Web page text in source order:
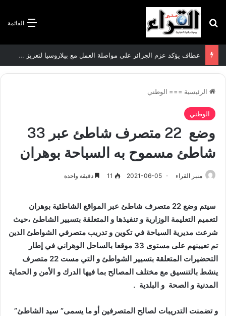
القائمة بحث عن
عطاف يؤكد عزم الجزائر على مواصلة العمل مع بيلاروسيا لتعزيز العلاقات الثنائية
الرئيسية === الوطني
الوطني
وضع 22 متصرف شاطئ عبر 33
شاطئ مسموح به السباحة بوهران
منبر القراء 2021-06-05
11 دقيقة واحدة
سيتم وضع 22 متصرف شاطئ عبر المواقع الشاطئية بوهران
لتعميم التعليمة الوزارية و تنفيذها و المتعلقة بتسيير الشاطئ ،حيث
شرعت مديرية السياحة في تكوين و تدريب متصرفي الشواطئ الدين
تم تعيينهم على مستوى 33 موقعا بالساحل الوهراني في إطار
التحضيرات المتعلقة بتسيير الشواطئ و التي مست 22 متصرف
ينشط بالتنسيق مع مختلف المصالح بما فيها الدرك و الأمن و الحماية
المدنية و الصحة و البلدية .
و تضمنت التدريبات لصالح المتصرفين أو ما يسمى” سيد الشاطئ”